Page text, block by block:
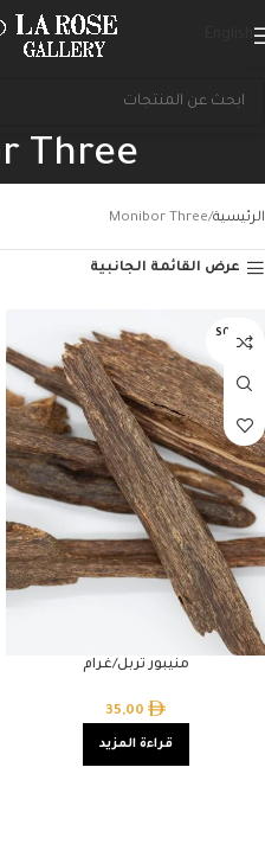
Three
الرئيسية Monibor Three
عرض القائمة الجانبية
SOLD O
UT
منيبور تربل/غرام
35,00
قراءة المزيد